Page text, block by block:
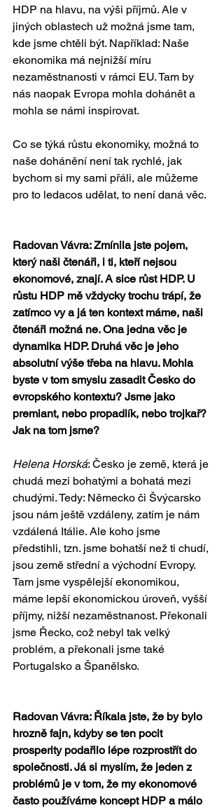
HDP na hlavu, na výši příjmů. Ale v
jiných oblastech už možná jsme tam,
kde jsme chtěli být. Například: Naše
ekonomika má nejnižší míru
nezaměstnanosti v rámci EU. Tam by
nás naopak Evropa mohla dohánět a
mohla se námi inspirovat.
Co se týká růstu ekonomiky, možná to
naše dohánění není tak rychlé, jak
bychom si my sami přáli, ale můžeme
pro to ledacos udělat, to není daná věc.
Radovan Vávra: Zmínila jste pojem,
který naši čtenáři, i ti, kteří nejsou
ekonomové, znají. A sice růst HDP. U
růstu HDP mě vždycky trochu trápí, že
zatímco vy a já ten kontext máme, naši
čtenáři možná ne. Ona jedna věc je
dynamika HDP. Druhá věc je jeho
absolutní výše třeba na hlavu. Mohla
byste v tom smyslu zasadit Česko do
evropského kontextu? Jsme jako
premiant, nebo propadlík, nebo trojkař?
Jak na tom jsme?
Helena Horská: Česko je země, která je
chudá mezi bohatými a bohatá mezi
chudými. Tedy: Německo či Švýcarsko
jsou nám ještě vzdáleny, zatím je nám
vzdálená Itálie. Ale koho jsme
předstihli, tzn. jsme bohatší než ti chudí,
jsou země střední a východní Evropy.
Tam jsme vyspělejší ekonomikou,
máme lepší ekonomickou úroveň, vyšší
příjmy, nižší nezaměstnanost. Překonali
jsme Řecko, což nebyl tak velký
problém, a překonali jsme také
Portugalsko a Španělsko.
Radovan Vávra: Říkala jste, že by bylo
hrozně fajn, kdyby se ten pocit
prosperity podařilo lépe rozprostřít do
společnosti. Já si myslím, že jeden z
problémů je v tom, že my ekonomové
často používáme koncept HDP a málo